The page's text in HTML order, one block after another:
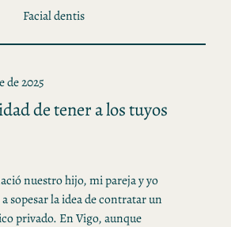
Facial dentis
de 2025
de tener a los tuyos
nuestro hijo, mi pareja y yo
sopesar la idea de contratar un
privado. En Vigo, aunque